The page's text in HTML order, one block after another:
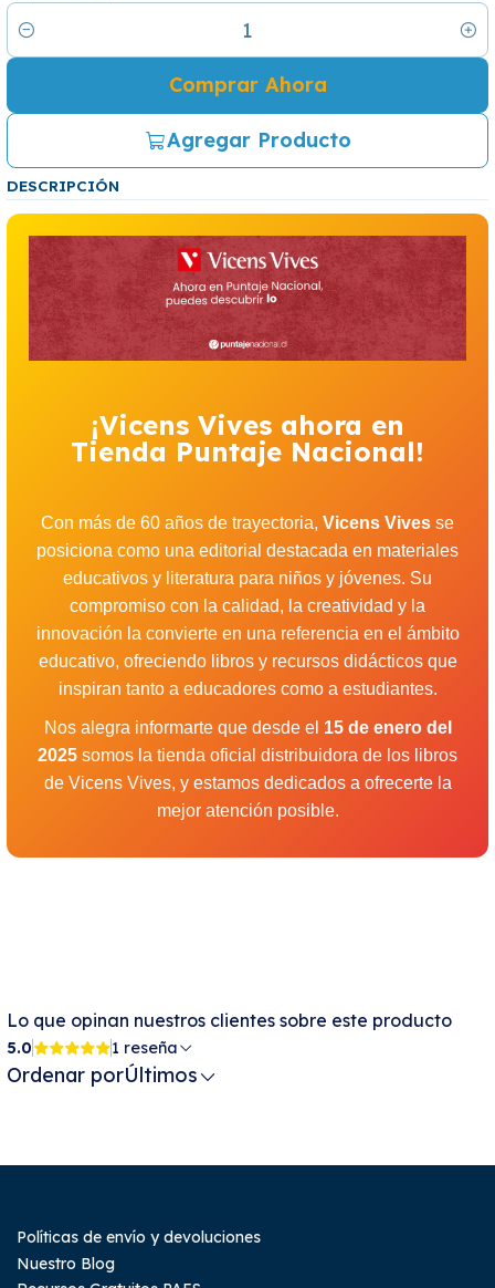
Cantidad
Agregar Producto
Comprar Ahora
DESCRIPCIÓN
¡Vicens Vives ahora en
Tienda Puntaje Nacional!
Con más de 60 años de trayectoria, Vicens Vives se
posiciona como una editorial destacada en materiales
educativos y literatura para niños y jóvenes. Su
compromiso con la calidad, la creatividad y la
innovación la convierte en una referencia en el ámbito
educativo, ofreciendo libros y recursos didácticos que
inspiran tanto a educadores como a estudiantes.
Nos alegra informarte que desde el 15 de enero del
2025 somos la tienda oficial distribuidora de los libros
de Vicens Vives, y estamos dedicados a ofrecerte la
mejor atención posible.
Lo que opinan nuestros clientes sobre este producto
5.0 1 reseña
Ordenar porÚltimos
Políticas de envío y devoluciones
Nuestro Blog